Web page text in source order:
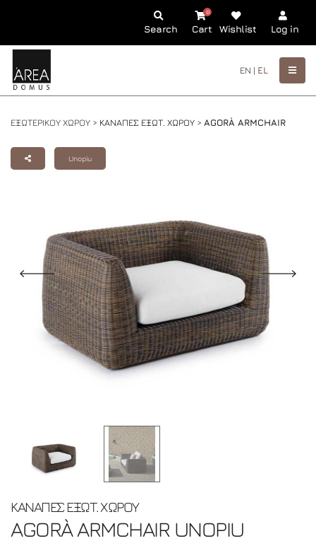
Search Cart
0
Wishlist Log in
EN | EL
ΕΞΩΤΕΡΙΚΟΥ ΧΩΡΟΥ > ΚΑΝΑΠΕΣ ΕΞΩΤ. ΧΩΡΟΥ > AGORÀ ARMCHAIR
Unopiu
ΚΑΝΑΠΕΣ ΕΞΩΤ. ΧΩΡΟΥ
AGORÀ ARMCHAIR UNOPIU